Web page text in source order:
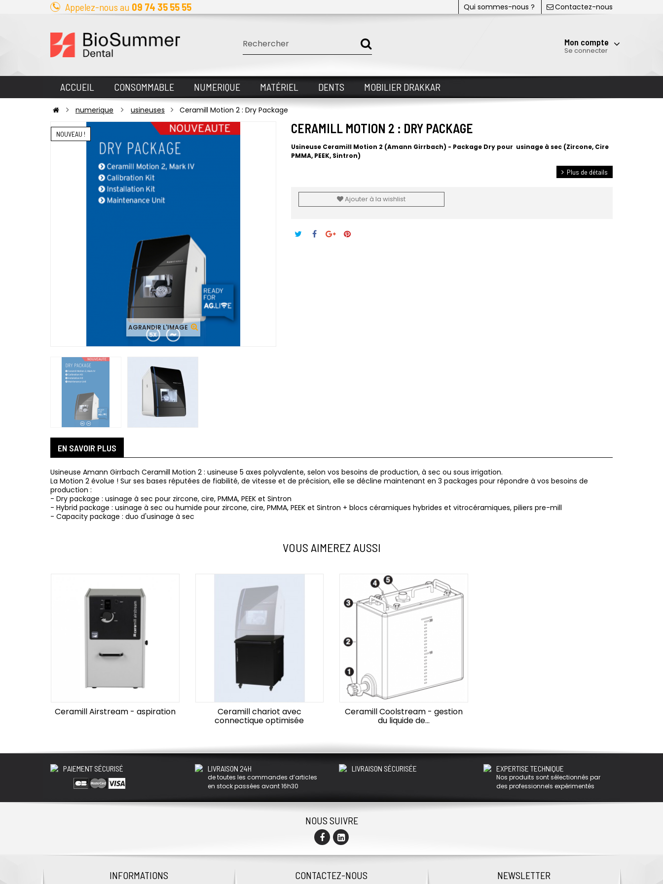
Qui sommes-nous ? Contactez-nous
Appelez-nous au 09 74 35 55 55
Mon compte
Se connecter
ACCUEIL CONSOMMABLE NUMERIQUE MATÉRIEL DENTS MOBILIER DRAKKAR
numerique usineuses Ceramill Motion 2 : Dry Package
NOUVEAU !
AGRANDIR L'IMAGE
CERAMILL MOTION 2 : DRY PACKAGE
Usineuse Ceramill Motion 2 (Amann Girrbach) - Package Dry pour usinage à sec (Zircone, Cire
PMMA, PEEK, Sintron)
Plus de détails
Ajouter à la wishlist
EN SAVOIR PLUS
Usineuse Amann Girrbach Ceramill Motion 2 : usineuse 5 axes polyvalente, selon vos besoins de production, à sec ou sous irrigation.
La Motion 2 évolue ! Sur ses bases réputées de fiabilité, de vitesse et de précision, elle se décline maintenant en 3 packages pour répondre à vos besoins de
production :
- Dry package : usinage à sec pour zircone, cire, PMMA, PEEK et Sintron
- Hybrid package : usinage à sec ou humide pour zircone, cire, PMMA, PEEK et Sintron + blocs céramiques hybrides et vitrocéramiques, piliers pre-mill
- Capacity package : duo d'usinage à sec
VOUS AIMEREZ AUSSI
Ceramill Airstream - aspiration Ceramill chariot avec
connectique optimisée
Ceramill Coolstream - gestion
du liquide de...
PAIEMENT SÉCURISÉ LIVRAISON 24H
de toutes les commandes d’articles
en stock passées avant 16h30
LIVRAISON SÉCURISÉE EXPERTISE TECHNIQUE
Nos produits sont sélectionnés par
des professionnels expérimentés
NOUS SUIVRE
INFORMATIONS CONTACTEZ-NOUS NEWSLETTER